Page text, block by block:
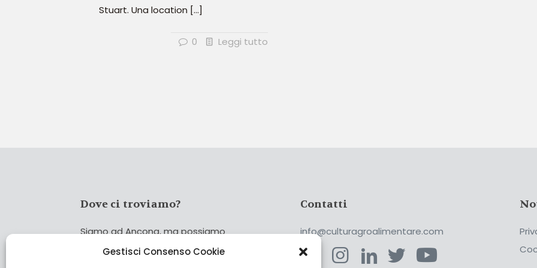
Gestisci Consenso Cookie
Stuart. Una location […]
0 Leggi tutto
Dove ci troviamo?
Siamo ad Ancona, ma possiamo
coprire tutta Italia!
Contatti
info@culturagroalimentare.com